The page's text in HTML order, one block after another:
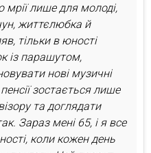
лише для молоді,
життєлюбка й
тільки в юності
із парашутом,
нові музичні
зостається лише
та доглядати
Зараз мені 65, і я все
коли кожен день